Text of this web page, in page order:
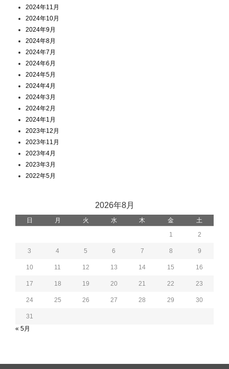
2024年11月
2024年10月
2024年9月
2024年8月
2024年7月
2024年6月
2024年5月
2024年4月
2024年3月
2024年2月
2024年1月
2023年12月
2023年11月
2023年4月
2023年3月
2022年5月
2026年8月
日 月 火 水 木 金
土
1
2
3 4 5 6 7 8 9
10 11 12 13 14 15 16
17 18 19 20 21 22 23
24 25 26 27 28 29 30
31
« 5月